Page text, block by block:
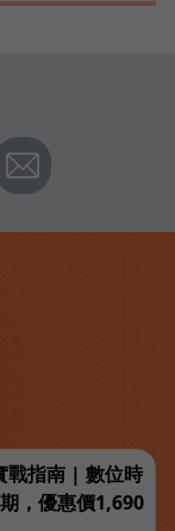
戰指南 | 數位時
，優惠價1,690